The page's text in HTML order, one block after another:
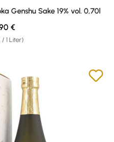
5 von 5 Sternen
Genshu Sake 19% vol. 0,70l
/ 1 Liter)
Preis:
€